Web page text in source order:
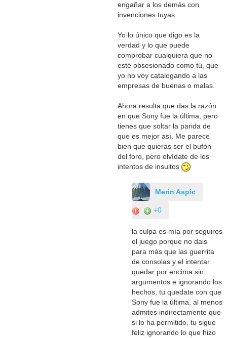
engañar a los demás con
invenciones tuyas.
Yo lo único que digo es la
verdad y lo que puede
comprobar cualquiera que no
esté obsesionado como tú, que
yo no voy catalogando a las
empresas de buenas o malas.
Ahora resulta que das la razón
en que Sony fue la última, pero
tienes que soltar la parida de
que es mejor así. Me parece
bien que quieras ser el bufón
del foro, pero olvídate de los
intentos de insultos
Merin Aspic
+0
la culpa es mía por seguiros
el juego porque no dais
para más que las guerrita
de consolas y el intentar
quedar por encima sin
argumentos e ignorando los
hechos, tu quedate con que
Sony fue la última, al menos
admites indirectamente que
si lo ha permitido, tu sigue
feliz ignorando lo que hizo